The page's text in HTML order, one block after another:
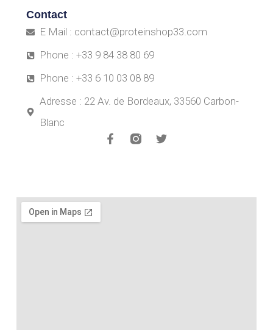
Contact
E Mail : contact@proteinshop33.com
Phone : +33 9 84 38 80 69
Phone : +33 6 10 03 08 89
Adresse : 22 Av. de Bordeaux, 33560 Carbon-
Blanc